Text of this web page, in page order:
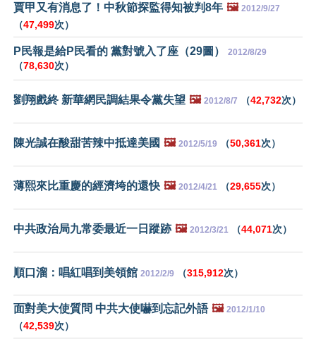
賈甲又有消息了！中秋節探監得知被判8年 🖼️ 2012/9/27
（47,499次）
P民報是給P民看的 黨對號入了座（29圖） 2012/8/29
（78,630次）
劉翔戲終 新華網民調結果令黨失望 🖼️ 2012/8/7 （42,732次）
陳光誠在酸甜苦辣中抵達美國 🖼️ 2012/5/19 （50,361次）
薄熙來比重慶的經濟垮的還快 🖼️ 2012/4/21 （29,655次）
中共政治局九常委最近一日蹤跡 🖼️ 2012/3/21 （44,071次）
順口溜：唱紅唱到美領館 2012/2/9 （315,912次）
面對美大使質問 中共大使嚇到忘記外語 🖼️ 2012/1/10
（42,539次）